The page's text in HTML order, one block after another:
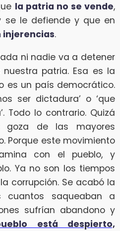
la patria no se vende,
le defiende y que en
injerencias.
ni nadie va a detener
patria. Esa es la
es un país democrático.
ser dictadura’ o ‘que
Todo lo contrario. Quizá
de las mayores
Porque este movimiento
con el pueblo, y
Ya no son los tiempos
corrupción. Se acabó la
cuantos saqueaban a
sufrían abandono y
está despierto,